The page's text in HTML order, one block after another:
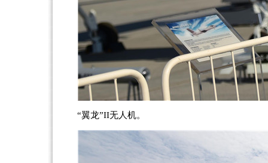
“翼龙”II无人机。